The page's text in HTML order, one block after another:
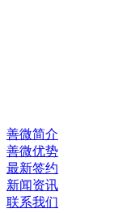
善微简介
善微优势
最新签约
新闻资讯
联系我们